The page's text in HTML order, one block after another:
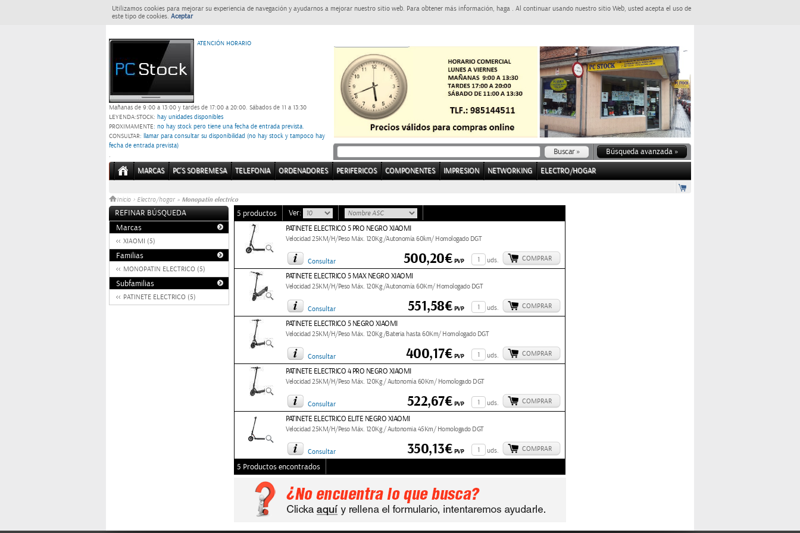
Utilizamos cookies para mejorar su experiencia de navegación y ayudarnos a mejorar nuestro sitio web. Para obtener más información, haga . Al continuar usando nuestro sitio Web, usted acepta el uso de
este tipo de cookies. Aceptar
ATENCIÓN HORARIO
Mañanas de 9:00 a 13:00 y tardes de 17:00 a 20:00. Sábados de 11 a 13:30
LEYENDA:STOCK: hay unidades disponibles
PROXIMAMENTE: no hay stock pero tiene una fecha de entrada prevista.
CONSULTAR: llamar para consultar su disponibilidad (no hay stock y tampoco hay
fecha de entrada prevista)
.
Búsqueda avanzada »
MARCAS PC'S SOBREMESA TELEFONIA ORDENADORES PERIFERICOS COMPONENTES IMPRESION NETWORKING ELECTRO/HOGAR
Inicio > Electro/hogar » Monopatin electrico
REFINAR BÚSQUEDA
Marcas
XIAOMI (5)
Familias
MONOPATIN ELECTRICO (5)
Subfamilias
PATINETE ELECTRICO (5)
5 productos Ver:
PATINETE ELECTRICO 5 PRO NEGRO XIAOMI
Velocidad 25KM/H/Peso Máx. 120Kg /Autonomía 60km/ Homologado DGT
Consultar uds. COMPRAR
500,20€PVP
PATINETE ELECTRICO 5 MAX NEGRO XIAOMI
Velocidad 25KM/H/Peso Máx. 120Kg /Autonomía 60Km/ Homologado DGT
Consultar uds. COMPRAR
551,58€PVP
PATINETE ELECTRICO 5 NEGRO XIAOMI
Velocidad 25KM/H/Peso Máx. 120Kg /Bateria hasta 60Km/ Homologado DGT
Consultar uds. COMPRAR
400,17€PVP
PATINETE ELECTRICO 4 PRO NEGRO XIAOMI
Velocidad 25KM/H/Peso Máx. 120Kg / Autonomía 60Km/ Homologado DGT
Consultar uds. COMPRAR
522,67€PVP
PATINETE ELECTRICO ELITE NEGRO XIAOMI
Velocidad 25KM/H/Peso Máx. 120Kg / Autonomia 45Km/ Homologado DGT
Consultar uds. COMPRAR
350,13€PVP
5 Productos encontrados